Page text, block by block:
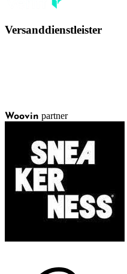
Versanddienstleister
Woovin partner